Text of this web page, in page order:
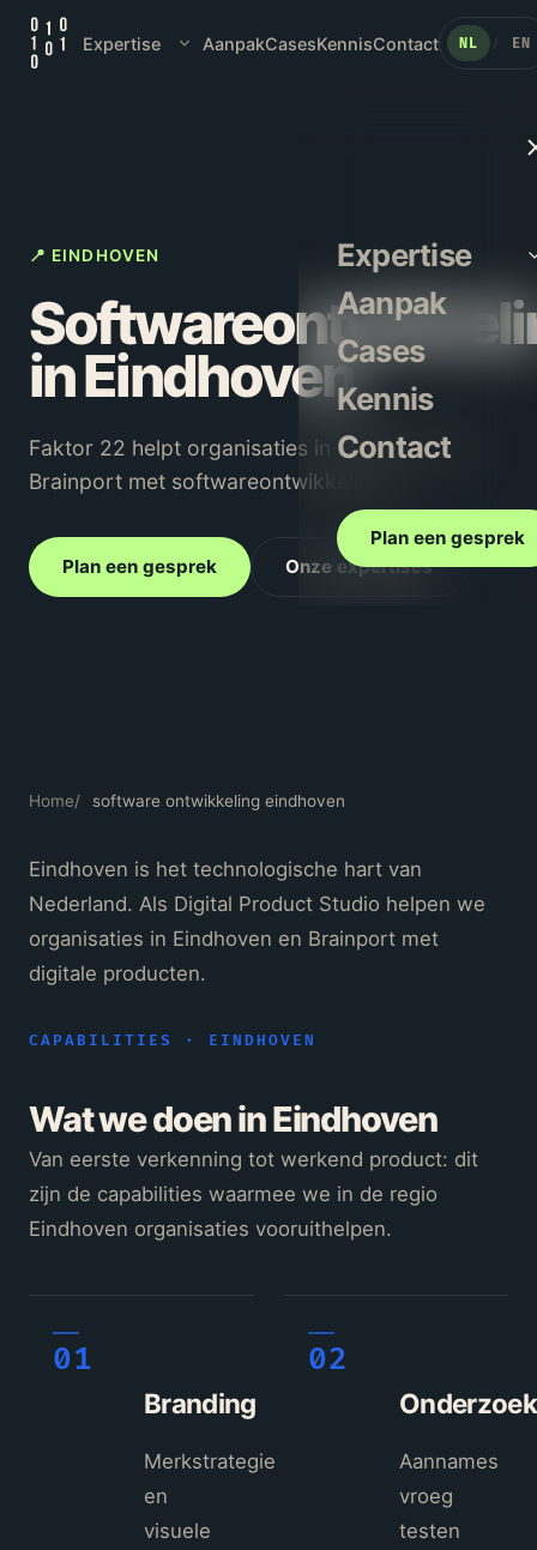
Expertise AanpakCasesKennisContact NL / EN
Expertise
Aanpak
Cases
Kennis
Contact
Plan een gesprek
📍 EINDHOVEN
in Eindhoven
Faktor 22 helpt organisaties in Eindhoven en
Brainport met softwareontwikkeling.
Plan een gesprek Onze expertises
Home/ software ontwikkeling eindhoven
Eindhoven is het technologische hart van
Nederland. Als Digital Product Studio helpen we
organisaties in Eindhoven en Brainport met
digitale producten.
CAPABILITIES · EINDHOVEN
Wat we doen in Eindhoven
Van eerste verkenning tot werkend product: dit
zijn de capabilities waarmee we in de regio
Eindhoven organisaties vooruithelpen.
01
Branding
Merkstrategie
en
visuele
02
Onderzoek
Aannames
vroeg
testen